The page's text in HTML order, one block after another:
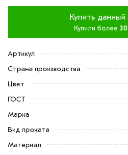
Купить данный
Купили более
Артикул
Страна производства
Цвет
ГОСТ
Марка
Вид проката
Материал